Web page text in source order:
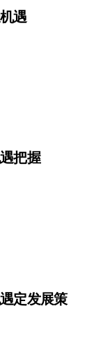
遇
把握
定发展策